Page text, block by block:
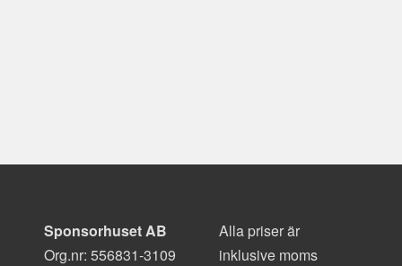
Sponsorhuset AB
Org.nr: 556831-3109
Alla priser är
inklusive moms